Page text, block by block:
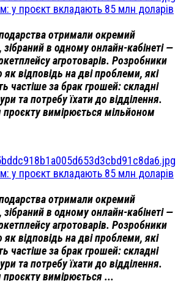
у проєкт вкладають 85 млн доларів
отримали окремий
зібраний в одному онлайн-кабінеті —
агротоварів. Розробники
як відповідь на дві проблеми, які
частіше за брак грошей: складні
та потребу їхати до відділення.
проєкту вимірюється мільйоном
у проєкт вкладають 85 млн доларів
отримали окремий
зібраний в одному онлайн-кабінеті —
агротоварів. Розробники
як відповідь на дві проблеми, які
частіше за брак грошей: складні
та потребу їхати до відділення.
проєкту вимірюється ...